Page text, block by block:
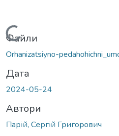
Вантажиться...
Файли
Orhanizatsiyno-
Дата
2024-05-24
Автори
Парій, Сергій Григорович